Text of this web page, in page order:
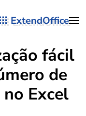
ExtendOffice
fácil
de
Excel